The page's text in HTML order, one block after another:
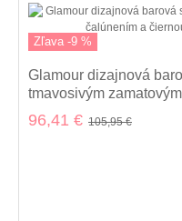
Zľava -9 %
Glamour dizajnová
tmavosivým
konštrukciou z kovu
96,41 € 105,95 €